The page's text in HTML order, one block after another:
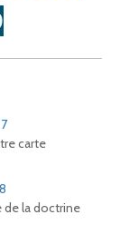
carte
de la doctrine